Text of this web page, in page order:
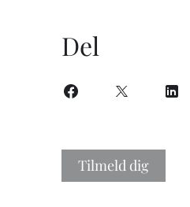
Del
Tilmeld dig